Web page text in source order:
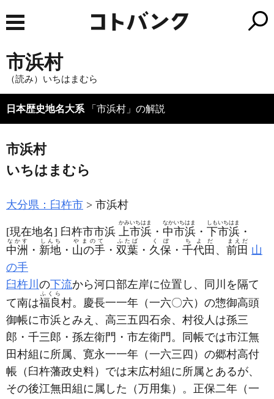
市浜村
（読み）いちはまむら
日本歴史地名大系 「市浜村」の解説
市浜村
いちはまむら
大分県：臼杵市 市浜村
[現在地名] 臼杵市市浜 上市浜
かみいちはま
・ 中市浜
なかいちはま
・ 下市浜
しもいちはま
・
中洲
なかす
・ 新地
しんち
・ 山の手
やまのて
・ 双葉
ふたば
・ 久保
くぼ
・ 千代田
ちよだ
、 前田
まえだ
山
の手
臼杵川 の下流から河口部左岸に位置し、同川を隔て
て南は福良
ふくら
村。慶長一一年 （一六〇六） の惣御高頭
御帳に市浜とみえ、高三五四石余、村役人は孫三
郎・千三郎・孫左衛門・市左衛門。同帳では市江無
田村組に所属、寛永一一年 （一六三四） の郷村高付
帳 （臼杵藩政史料） では末広村組に所属とあるが、
その後江無田組に属した （万用集） 。正保二年 （一